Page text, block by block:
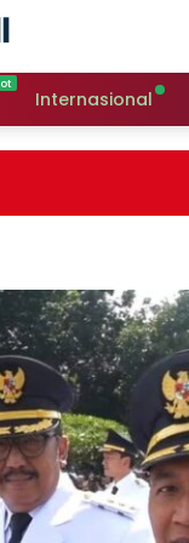
Internasional